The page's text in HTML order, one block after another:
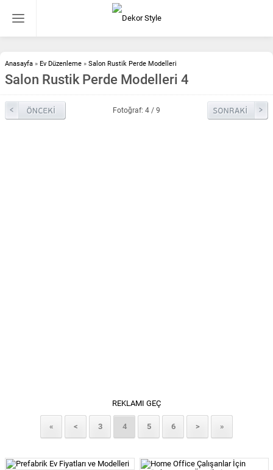
Anasayfa » Ev Düzenleme » Salon Rustik Perde Modelleri
Salon Rustik Perde Modelleri 4
Fotoğraf: 4 / 9
REKLAMI GEÇ
« < 3 4 5 6 > »